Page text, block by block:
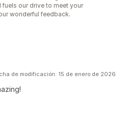
our drive to meet your
wonderful feedback.
de modificación: 15 de enero de 2026